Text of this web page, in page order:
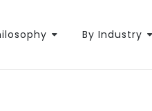
By Industry